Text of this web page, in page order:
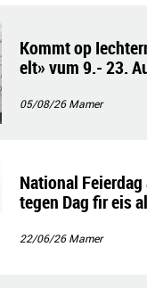
Kommt op
elt» vum 9.- 23.
05/08/26Mamer
National
tegen Dag fir eis
22/06/26Mamer